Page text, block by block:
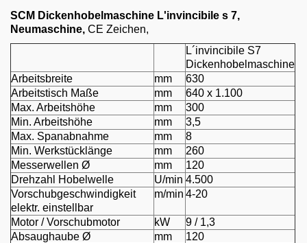
SCM Dickenhobelmaschine L'invincibile s 7,
Neumaschine, CE Zeichen,
L´invincibile S7
Dickenhobelmaschine
Arbeitsbreite
mm
630
Arbeitstisch Maße
mm
640 x 1.100
Max. Arbeitshöhe
mm
300
Min. Arbeitshöhe
mm
3,5
Max. Spanabnahme
mm
8
Min. Werkstücklänge
mm
260
Messerwellen Ø
mm
120
Drehzahl Hobelwelle
U/min 4.500
Vorschubgeschwindigkeit
elektr. einstellbar
m/min 4-20
Motor / Vorschubmotor kW
9 / 1,3
Absaughaube Ø
mm 120